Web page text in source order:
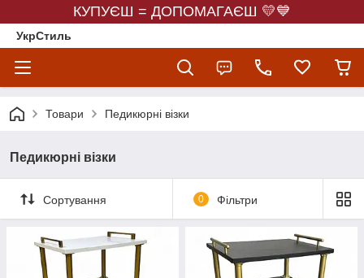
КУПУЄШ = ДОПОМАГАЄШ 💛💙
УкрСтиль
Товари Педикюрні візки
Педикюрні візки
Сортування 0 Фільтри